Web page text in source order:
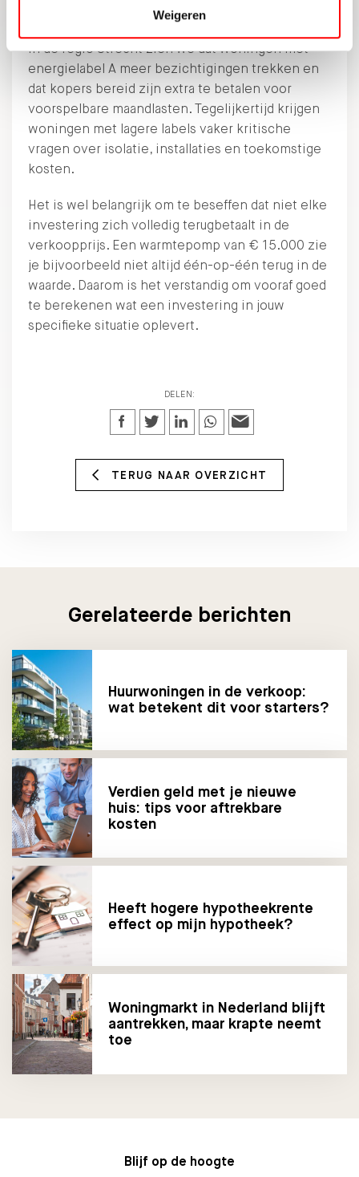
Weigeren
In de regio Utrecht zien we dat woningen met
energielabel A meer bezichtigingen trekken en
dat kopers bereid zijn extra te betalen voor
voorspelbare maandlasten. Tegelijkertijd krijgen
woningen met lagere labels vaker kritische
vragen over isolatie, installaties en toekomstige
kosten.
Het is wel belangrijk om te beseffen dat niet elke
investering zich volledig terugbetaalt in de
verkoopprijs. Een warmtepomp van € 15.000 zie
je bijvoorbeeld niet altijd één-op-één terug in de
waarde. Daarom is het verstandig om vooraf goed
te berekenen wat een investering in jouw
specifieke situatie oplevert.
DELEN:
TERUG NAAR OVERZICHT
Gerelateerde berichten
Huurwoningen in de verkoop:
wat betekent dit voor starters?
Verdien geld met je nieuwe
huis: tips voor aftrekbare
kosten
Heeft hogere hypotheekrente
effect op mijn hypotheek?
Woningmarkt in Nederland blijft
aantrekken, maar krapte neemt
toe
Blijf op de hoogte